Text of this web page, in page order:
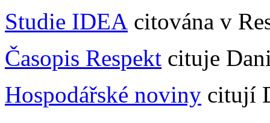
Studie IDEA citována v
Časopis Respekt cituje
Hospodářské noviny citují